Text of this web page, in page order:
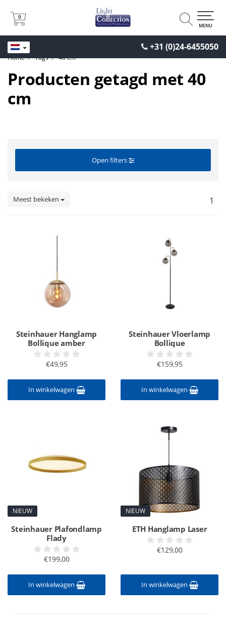
+31 (0)24-6455050
0
0
MENU
Home Tags 40 cm
Producten getagd met 40
cm
Open filters
Meest bekeken 1
Steinhauer Hanglamp
Bollique amber
€49,95
In winkelwagen
Steinhauer Vloerlamp
Bollique
€159,95
In winkelwagen
NIEUW
Steinhauer Plafondlamp
Flady
€199,00
In winkelwagen
NIEUW
ETH Hanglamp Laser
€129,00
In winkelwagen